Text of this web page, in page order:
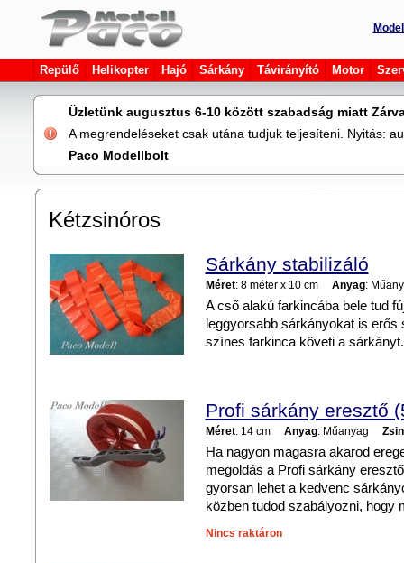
Repülő Helikopter Hajó Sárkány Távirányító Motor
Üzletünk augusztus 6-10 között szabadság miatt
A megrendeléseket csak utána tudjuk teljesíteni. Nyitás:
Paco Modellbolt
Kétzsinóros
Sárkány stabilizáló
Méret: 8 méter x 10 cm Anyag:
A cső alakú farkincába bele tud
leggyorsabb sárkányokat is
színes farkinca követi a sárkányt.
Profi sárkány eresztő
Méret: 14 cm Anyag: Műanyag
Ha nagyon magasra akarod
megoldás a Profi sárkány
gyorsan lehet a kedvenc
közben tudod szabályozni, hogy
Nincs raktáron